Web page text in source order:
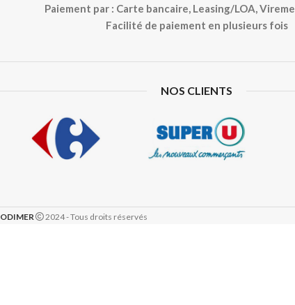
Paiement par : Carte bancaire, Leasing/LOA,
Facilité de paiement en plusieurs fois
NOS CLIENTS
ODIMER 2024 - Tous droits réservés